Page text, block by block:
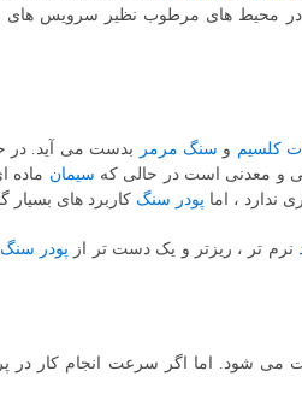
آب در محیط های مرطوب نظیر سرویس
کلسیم و سنگ مرمر
بدست می آید. در
و معدنی است در حالی که سیمان ماده
ندارد ، اما پودر سنگ کاربرد های بسیار
نرم تر ، ریزتر و یک دست تر از پودر سنگ
می شود. اما اگر سرعت انجام کار در